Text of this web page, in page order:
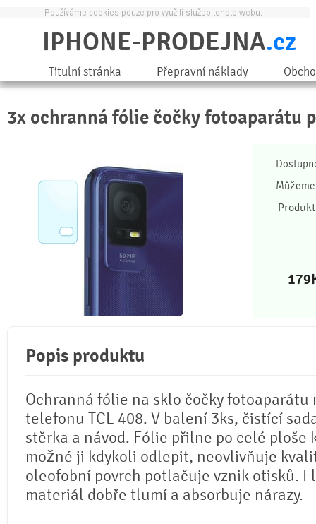
IPHONE-PRODEJNA.cz
Titulní stránka Přepravní náklady
3x ochranná fólie čočky fotoaparátu
179
Popis produktu
Ochranná fólie na sklo čočky fotoaparátu
telefonu TCL 408. V balení 3ks, čistící
stěrka a návod. Fólie přilne po celé ploše
možné ji kdykoli odlepit, neovlivňuje
oleofobní povrch potlačuje vznik otisků.
materiál dobře tlumí a absorbuje nárazy.